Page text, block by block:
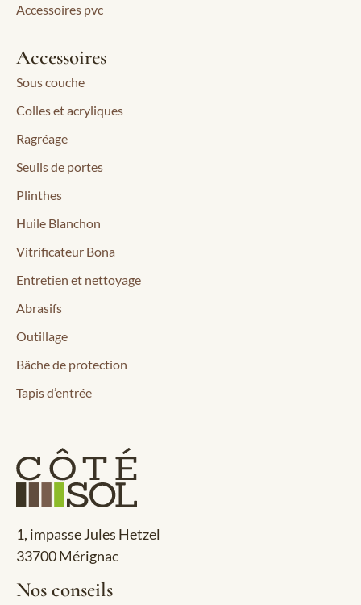
Accessoires pvc
Accessoires
Sous couche
Colles et acryliques
Ragréage
Seuils de portes
Plinthes
Huile Blanchon
Vitrificateur Bona
Entretien et nettoyage
Abrasifs
Outillage
Bâche de protection
Tapis d’entrée
1, impasse Jules Hetzel
33700 Mérignac
Nos conseils